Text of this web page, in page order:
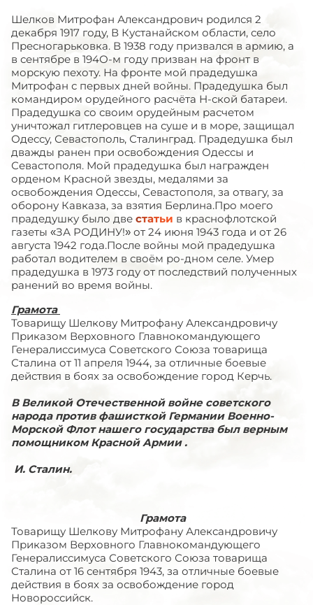
Шелков Митрофан Александрович родился 2
декабря 1917 году, В Кустанайском области, село
Пресногарьковка. В 1938 году призвался в армию, а
в сентябре в 194О-м году призван на фронт в
морскую пехоту. На фронте мой прадедушка
Митрофан с первых дней войны. Прадедушка был
командиром орудейного расчёта Н-ской батареи.
Прадедушка со своим орудейным расчетом
уничтожал гитлеровцев на суше и в море, защищал
Одессу, Севастополь, Сталинград. Прадедушка был
дважды ранен при освобождения Одессы и
Севастополя. Мой прадедушка был награжден
орденом Красной звезды, медалями за
освобождения Одессы, Севастополя, за отвагу, за
оборону Кавказа, за взятия Берлина.Про моего
прадедушку было две статьи в краснофлотской
газеты «ЗА РОДИНУ!» от 24 июня 1943 года и от 26
августа 1942 года.После войны мой прадедушка
работал водителем в своём ро-дном селе. Умер
прадедушка в 1973 году от последствий полученных
ранений во время войны.
Грамота
Товарищу Шелкову Митрофану Александровичу
Приказом Верховного Главнокомандующего
Генералиссимуса Советского Союза товарища
Сталина от 11 апреля 1944, за отличные боевые
действия в боях за освобождение город Керчь.
В Великой Отечественной войне советского
народа против фашисткой Германии Военно-
Морской Флот нашего государства был верным
помощником Красной Армии .
И. Сталин.
Грамота
Товарищу Шелкову Митрофану Александровичу
Приказом Верховного Главнокомандующего
Генералиссимуса Советского Союза товарища
Сталина от 16 сентября 1943, за отличные боевые
действия в боях за освобождение город
Новороссийск.